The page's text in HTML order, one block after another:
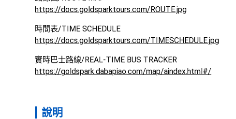
https://docs.goldsparktours.com/ROUTE.jpg
https://docs.goldsparktours.com/TIMESCHEDULE.jpg
https://goldspark.dabapiao.com/map/aindex.html#/
說明